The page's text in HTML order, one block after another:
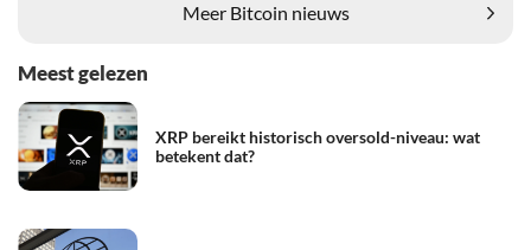
Meer Bitcoin nieuws
Meest gelezen
XRP bereikt historisch oversold-niveau: wat
betekent dat?